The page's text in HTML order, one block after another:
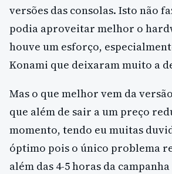
versões das consolas. Isto não
podia aproveitar melhor o
houve um esforço,
Konami que deixaram muito a
Mas o que melhor vem da
que além de sair a um preço
momento, tendo eu muitas
óptimo pois o único problema
além das 4-5 horas da